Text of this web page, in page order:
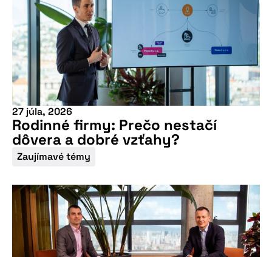
27 júla, 2026
Rodinné firmy: Prečo nestačí
dôvera a dobré vzťahy?
Zaujímavé témy